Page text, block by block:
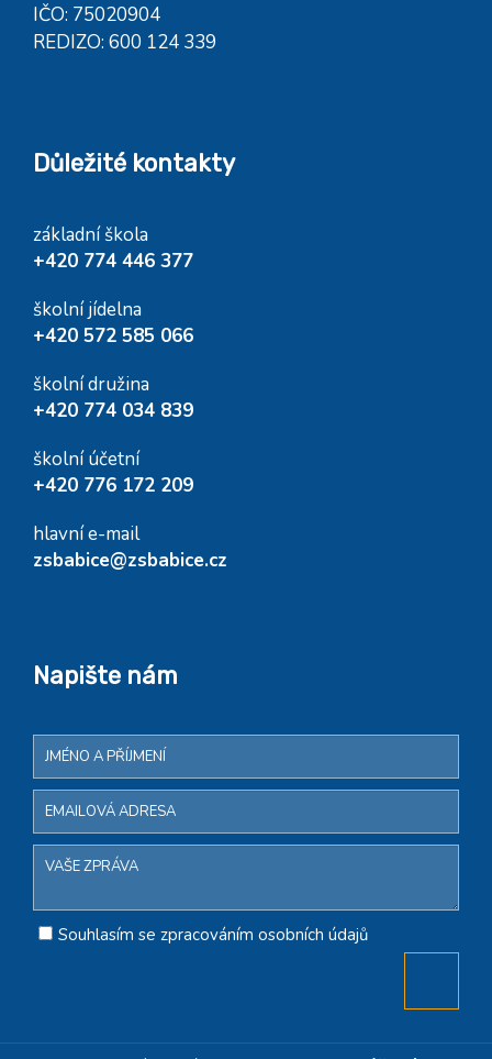
IČO: 75020904
REDIZO: 600 124 339
Důležité kontakty
základní škola
+420 774 446 377
školní jídelna
+420 572 585 066
školní družina
+420 774 034 839
školní účetní
+420 776 172 209
hlavní e-mail
zsbabice@zsbabice.cz
Napište nám
Souhlasím se zpracováním osobních údajů